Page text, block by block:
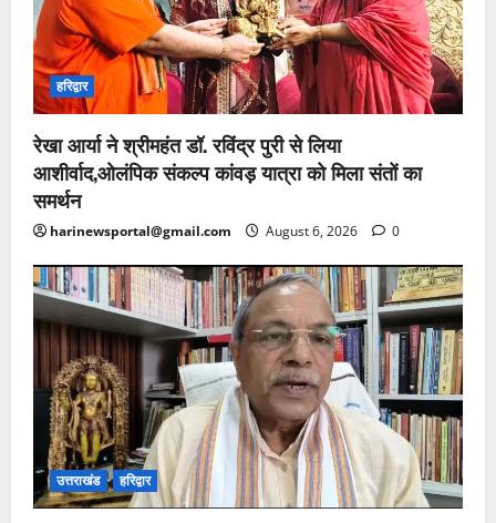
हरिद्वार
रेखा आर्या ने श्रीमहंत डॉ. रविंद्र पुरी से लिया
आशीर्वाद,ओलंपिक संकल्प कांवड़ यात्रा को मिला संतों का
समर्थन
harinewsportal@gmail.com August 6, 2026 0
उत्तराखंड हरिद्वार